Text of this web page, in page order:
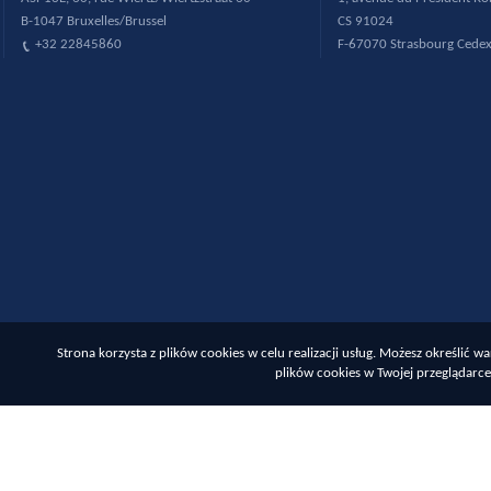
Strona korzysta z plików cookies w celu realizacji usług. Możesz określić
plików cookies w Twojej
B-1047 Bruxelles/Brussel
+32 22845860
CS 91024
F-67070 Strasbourg Cedex